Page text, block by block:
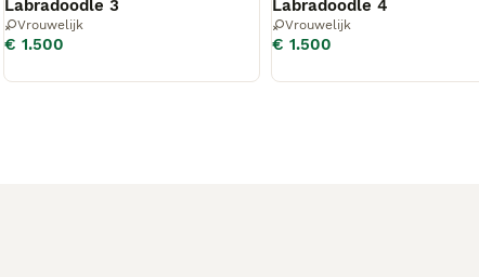
Labradoodle 3
Vrouwelijk
€ 1.500
Labradoodle 4
Vrouwelijk
€ 1.500